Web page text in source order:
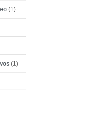
(1)
(1)